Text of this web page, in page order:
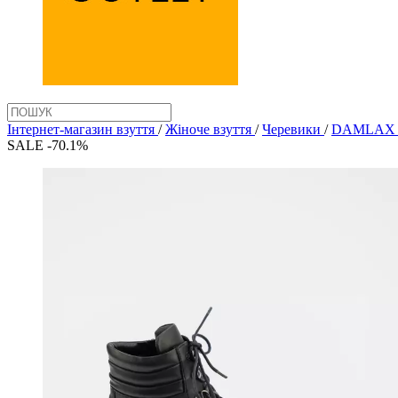
Інтернет-магазин взуття / Жіноче взуття / Черевики / DAMLAX
SALE -70.1%